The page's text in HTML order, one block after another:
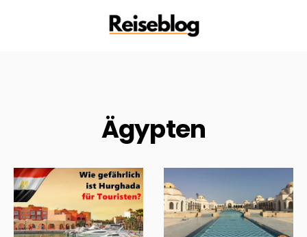
Ägypten